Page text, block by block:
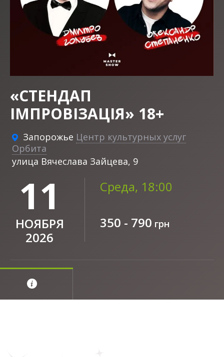
«СТЕНДАП
ІМПРОВІЗАЦІЯ» 18+
Запорожье Центр культурных услуг
Орбита
улица Вячеслава Зайцева, 9
11
НОЯБРЯ
2026
Среда, 18:00
350 - 790 грн